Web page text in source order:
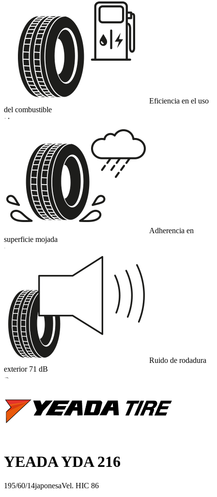
Eficiencia en el uso
del combustible
D
Adherencia en
superficie mojada
C
Ruido de rodadura
exterior 71 dB
B
YEADA YDA 216
195/60/14japonesaVel. HIC 86